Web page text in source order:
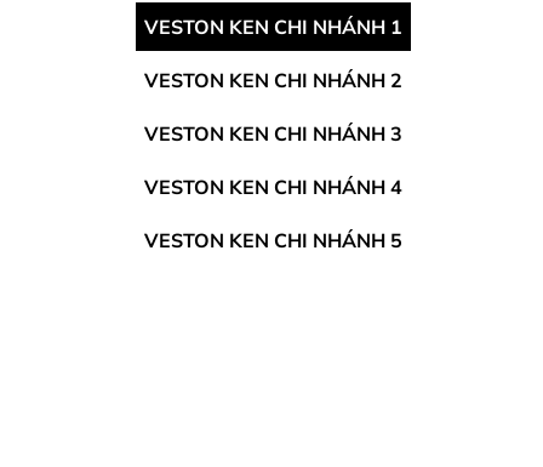
VESTON KEN CHI NHÁNH 1
VESTON KEN CHI NHÁNH 2
VESTON KEN CHI NHÁNH 3
VESTON KEN CHI NHÁNH 4
VESTON KEN CHI NHÁNH 5